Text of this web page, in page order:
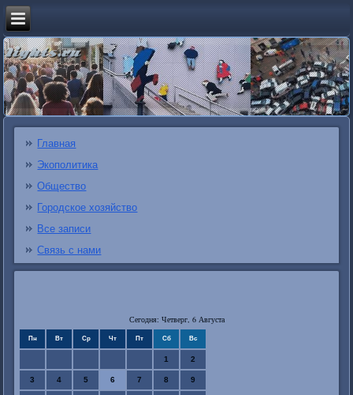
Главная
Экополитика
Общество
Городское хозяйство
Все записи
Связь с нами
Сегодня: Четверг, 6 Августа
Пн Вт Ср Чт Пт Сб Вс
1 2
3 4 5 6 7 8 9